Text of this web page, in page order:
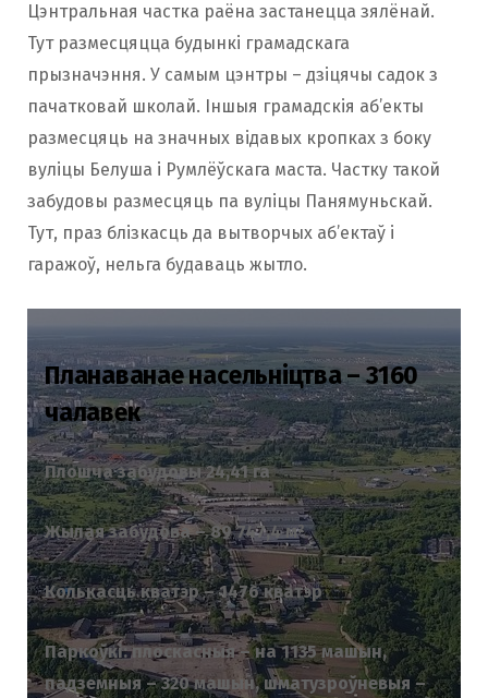
Цэнтральная частка раёна застанецца зялёнай.
Тут размесцяцца будынкі грамадскага
прызначэння. У самым цэнтры – дзіцячы садок з
пачатковай школай. Іншыя грамадскія аб’екты
размесцяць на значных відавых кропках з боку
вуліцы Белуша і Румлёўскага маста. Частку такой
забудовы размесцяць па вуліцы Панямуньскай.
Тут, праз блізкасць да вытворчых аб’ектаў і
гаражоў, нельга будаваць жытло.
Планаванае насельніцтва – 3160
чалавек
Плошча забудовы 24,41 га
Жылая забудова – 89 747,4 м²
Колькасць кватэр – 1476 кватэр
Паркоўкі: плоскасныя – на 1135 машын,
падземныя – 320 машын, шматузроўневыя –